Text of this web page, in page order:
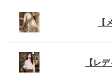
【
【レ